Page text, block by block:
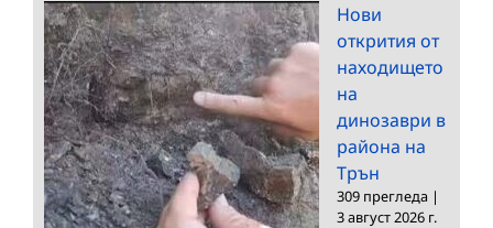
Нови
открития от
находището
на
динозаври в
района на
Трън
309 прегледа |
3 август 2026 г.